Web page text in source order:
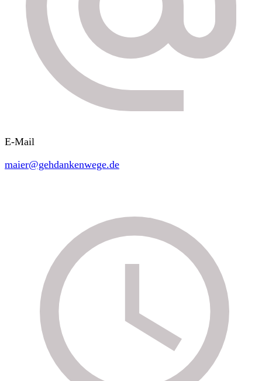
E-Mail
maier@gehdankenwege.de